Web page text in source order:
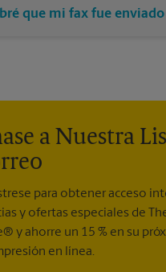
745-0739 y hable con los
que mi fax fue
a Nuestra
para obtener acceso
y ofertas especiales de
y ahorre un 15 % en su
en línea.